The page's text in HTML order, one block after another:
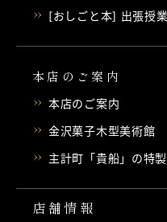
[おしごと本] 出張授
本店のご案内
本店のご案内
金沢菓子木型美術館
主計町「貴船」の特
店舗情報